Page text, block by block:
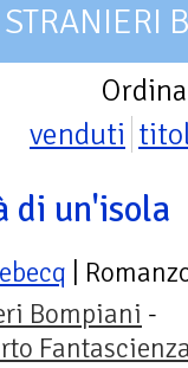
venduti
di un'isola
|
Bompiani -